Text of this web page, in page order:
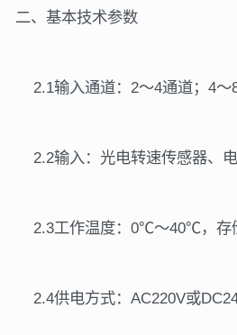
二、基本技术参数
2.1输入通道：2～4通道；4～
2.2输入：光电转速传感器、
2.3工作温度：0℃～40℃，存
2.4供电方式：AC220V或